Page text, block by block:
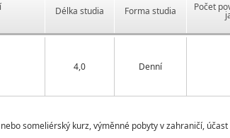
Délka studia Forma studia Počet
4,0 Denní
someliérský kurz, výměnné pobyty v zahraničí,